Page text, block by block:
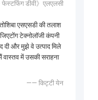
डीवी》एलएलसी
एसएसडी की तलाश
टेक्नोलॉजी कंपनी
और मुझे वे उत्पाद मिले
में उसकी सराहना
—— किट्टी येन